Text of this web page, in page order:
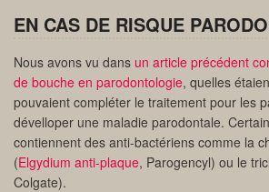
EN CAS DE RISQUE
Nous avons vu dans un article précédent
de bouche en parodontologie, quelles
pouvaient compléter le traitement pour les
dévelloper une maladie parodontale.
contiennent des anti-bactériens comme la
(Elgydium anti-plaque, Parogencyl) ou le
Colgate).